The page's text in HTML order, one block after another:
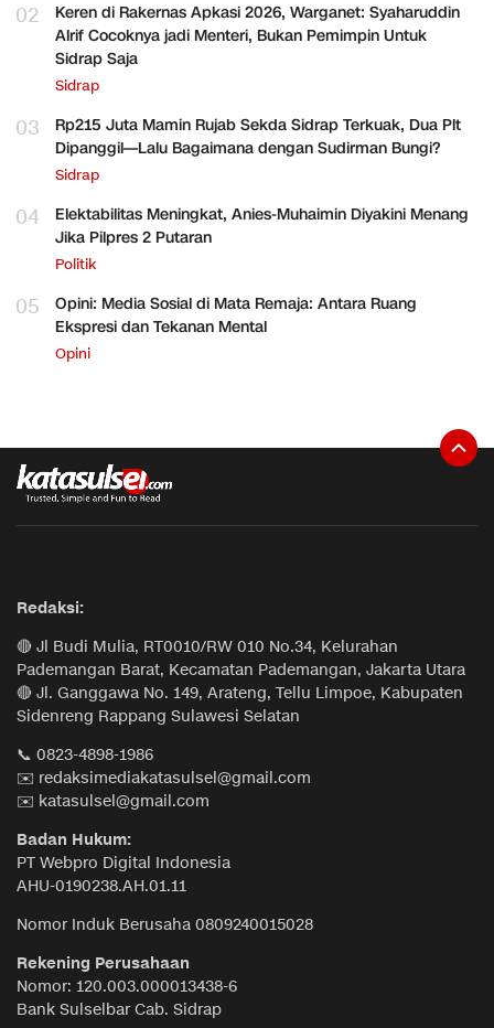
02
Keren di Rakernas Apkasi 2026, Warganet: Syaharuddin
Alrif Cocoknya jadi Menteri, Bukan Pemimpin Untuk
Sidrap Saja
Sidrap
03
Rp215 Juta Mamin Rujab Sekda Sidrap Terkuak, Dua Plt
Dipanggil—Lalu Bagaimana dengan Sudirman Bungi?
Sidrap
04
Elektabilitas Meningkat, Anies-Muhaimin Diyakini Menang
Jika Pilpres 2 Putaran
Politik
05
Opini: Media Sosial di Mata Remaja: Antara Ruang
Ekspresi dan Tekanan Mental
Opini
Redaksi:
🔴 Jl Budi Mulia, RT0010/RW 010 No.34, Kelurahan
Pademangan Barat, Kecamatan Pademangan, Jakarta Utara
🔴 Jl. Ganggawa No. 149, Arateng, Tellu Limpoe, Kabupaten
Sidenreng Rappang Sulawesi Selatan
📞 0823-4898-1986
✉️ redaksimediakatasulsel@gmail.com
✉️ katasulsel@gmail.com
Badan Hukum:
PT Webpro Digital Indonesia
AHU-0190238.AH.01.11
Nomor Induk Berusaha 0809240015028
Rekening Perusahaan
Nomor: 120.003.000013438-6
Bank Sulselbar Cab. Sidrap